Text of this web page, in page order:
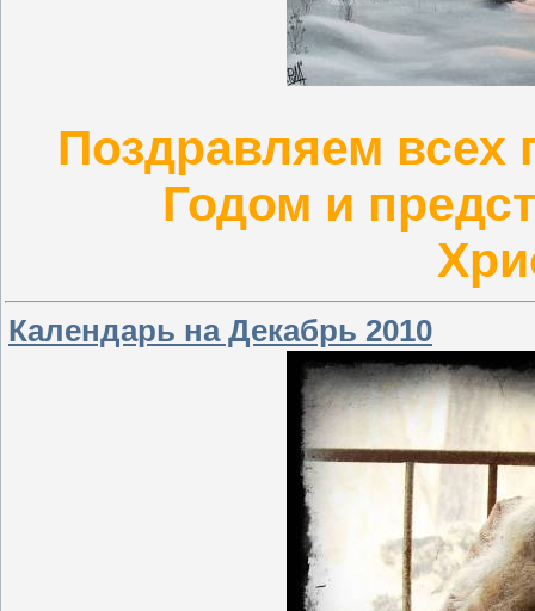
Поздравляем всех
Годом и
Календарь на Декабрь 2010